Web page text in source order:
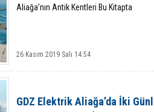
Aliağa’nın Antik Kentleri Bu Kitapta
26 Kasım 2019 Salı 14:54
GDZ Elektrik Aliağa’da İki